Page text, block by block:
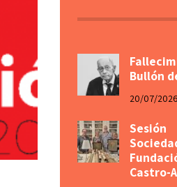
Bullón
20/07/2026
Castro-